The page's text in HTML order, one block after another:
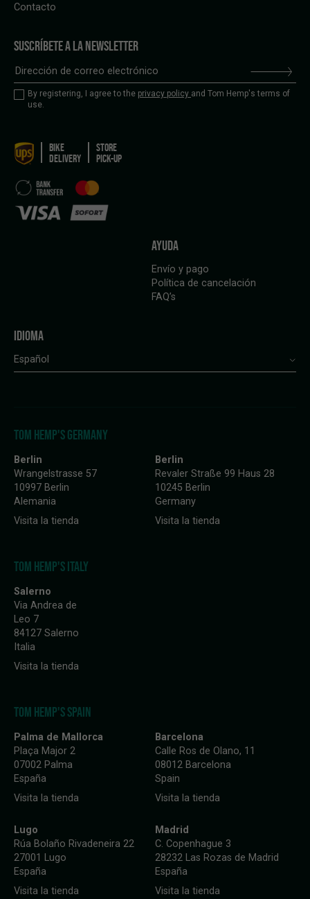
Contacto
SUSCRÍBETE A LA NEWSLETTER
By registering, I agree to the privacy policy and Tom Hemp's terms of
use.
BIKE
DELIVERY
STORE
PICK-UP
AYUDA
Envío y pago
Política de cancelación
FAQ’s
IDIOMA
Español
TOM HEMP'S GERMANY
Berlin
Wrangelstrasse 57
10997 Berlin
Alemania
Visita la tienda
Berlin
Revaler Straße 99 Haus 28
10245 Berlin
Germany
Visita la tienda
TOM HEMP'S ITALY
Salerno
Via Andrea de
Leo 7
84127 Salerno
Italia
Visita la tienda
TOM HEMP'S SPAIN
Palma de Mallorca
Plaça Major 2
07002 Palma
España
Visita la tienda
Barcelona
Calle Ros de Olano, 11
08012 Barcelona
Spain
Visita la tienda
Lugo
Rúa Bolaño Rivadeneira 22
27001 Lugo
España
Visita la tienda
Madrid
C. Copenhague 3
28232 Las Rozas de Madrid
España
Visita la tienda